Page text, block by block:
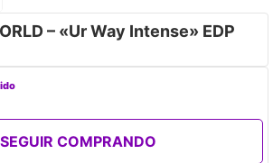
– «Ur Way Intense» EDP
SEGUIR COMPRANDO